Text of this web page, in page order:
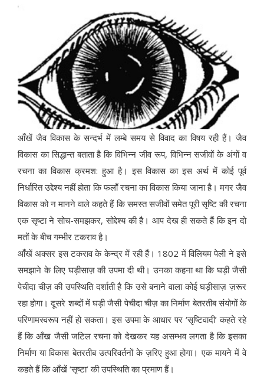
आँखें जैव विकास के सन्दर्भ में लम्बे समय से विवाद का विषय रही हैं। जैव
विकास का सिद्धान्त बताता है कि विभिन्न जीव रूप, विभिन्न सजीवों के अंगों व
रचना का विकास क्रमश: हुआ है। इस विकास का इस अर्थ में कोई पूर्व
निर्धारित उद्देश्य नहीं होता कि फलाँ रचना का विकास किया जाना है। मगर जैव
विकास को न मानने वाले कहते हैं कि समस्त सजीवों समेत पूरी सृष्टि की रचना
एक सृष्टा ने सोच-समझकर, सोद्देश्य की है। आप देख ही सकते हैं कि इन दो
मतों के बीच गम्भीर टकराव है।
आँखें अक्सर इस टकराव के केन्द्र में रही हैं। 1802 में विलियम पेली ने इसे
समझाने के लिए घड़ीसाज़ की उपमा दी थी। उनका कहना था कि घड़ी जैसी
पेचीदा चीज़ की उपस्थिति दर्शाती है कि उसे बनाने वाला कोई घड़ीसाज़ ज़रूर
रहा होगा। दूसरे शब्दों में घड़ी जैसी पेचीदा चीज़ का निर्माण बेतरतीब संयोगों के
परिणामस्वरूप नहीं हो सकता। इस उपमा के आधार पर ‘सृष्टिवादी’ कहते रहे
हैं कि आँख जैसी जटिल रचना को देखकर यह असम्भव लगता है कि इसका
निर्माण या विकास बेतरतीब उत्परिवर्तनों के ज़रिए हुआ होगा। एक मायने में वे
कहते हैं कि आँखें ‘सृष्टा’ की उपस्थिति का प्रमाण हैं।